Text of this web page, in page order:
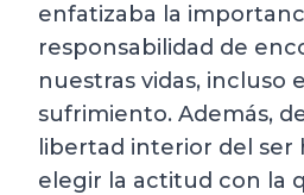
enfatizaba la
responsabilidad de
nuestras vidas, incluso
sufrimiento. Además,
libertad interior del ser
elegir la actitud con la